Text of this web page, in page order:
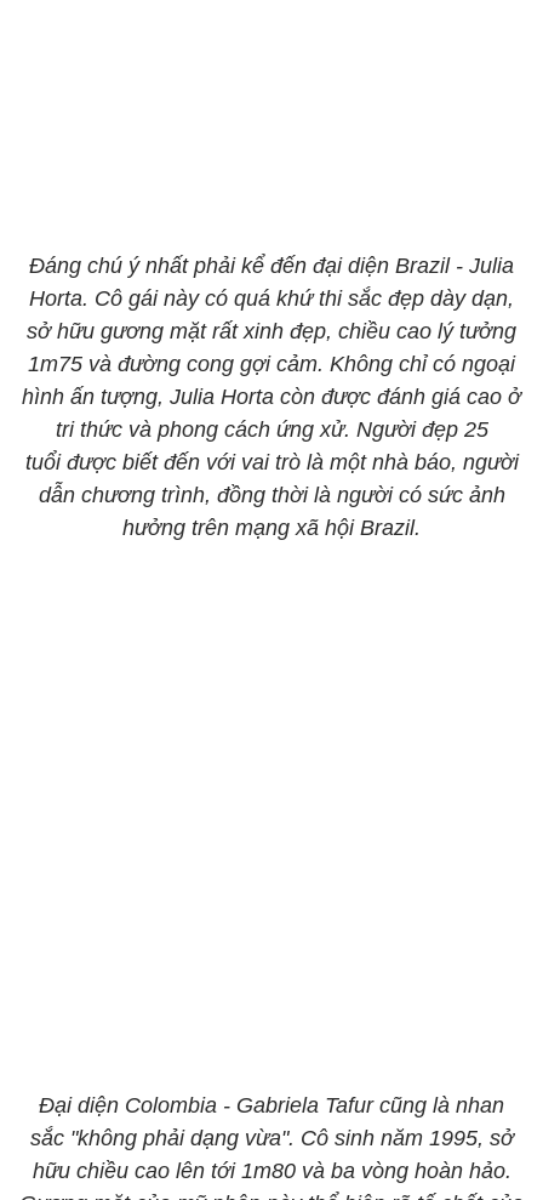
Đáng chú ý nhất phải kể đến đại diện Brazil - Julia
Horta. Cô gái này có quá khứ thi sắc đẹp dày dạn,
sở hữu gương mặt rất xinh đẹp, chiều cao lý tưởng
1m75 và đường cong gợi cảm. Không chỉ có ngoại
hình ấn tượng, Julia Horta còn được đánh giá cao ở
tri thức và phong cách ứng xử. Người đẹp 25
tuổi được biết đến với vai trò là một nhà báo, người
dẫn chương trình, đồng thời là người có sức ảnh
hưởng trên mạng xã hội Brazil.
Đại diện Colombia - Gabriela Tafur cũng là nhan
sắc "không phải dạng vừa". Cô sinh năm 1995, sở
hữu chiều cao lên tới 1m80 và ba vòng hoàn hảo.